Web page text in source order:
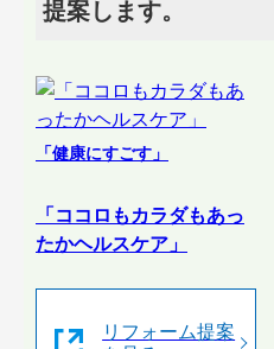
提案します。
「健康にすごす」
「ココロもカラダもあっ
たかヘルスケア」
リフォーム提案